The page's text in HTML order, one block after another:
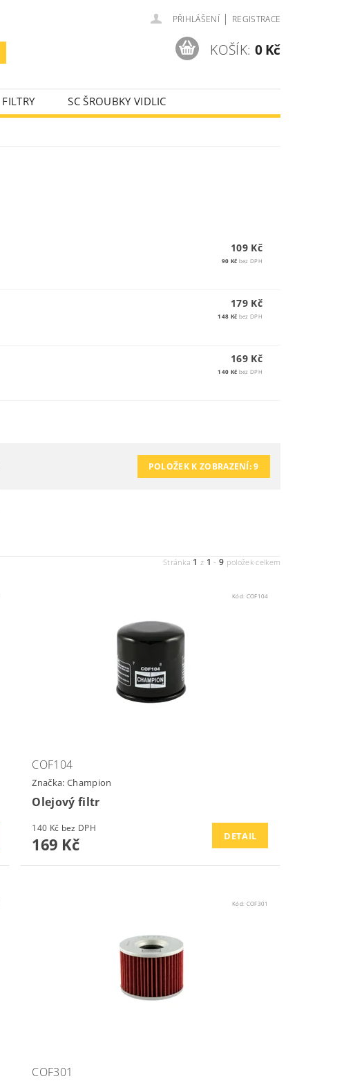
PŘIHLÁŠENÍ | REGISTRACE
KOŠÍK: 0 Kč
FILTRY
SC ŠROUBKY VIDLIC
109 Kč
90 Kč bez DPH
179 Kč
148 Kč bez DPH
169 Kč
140 Kč bez DPH
POLOŽEK K ZOBRAZENÍ:9
Stránka 1 z 1 -9 položek celkem
Kód: COF104
COF104
Značka: Champion
Olejový filtr
140 Kč bez DPH
169 Kč DETAIL
Kód: COF301
COF301